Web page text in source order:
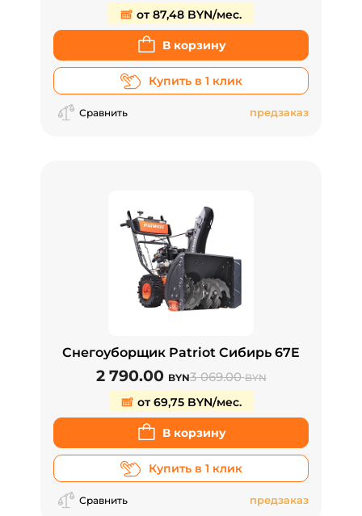
от 87,48 BYN/мес.
В корзину
Купить в 1 клик
Сравнить предзаказ
Снегоуборщик Patriot Сибирь 67E
2 790.00 BYN3 069.00BYN
от 69,75 BYN/мес.
В корзину
Купить в 1 клик
Сравнить предзаказ